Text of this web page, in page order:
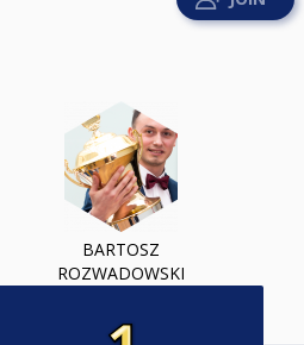
BARTOSZ
ROZWADOWSKI